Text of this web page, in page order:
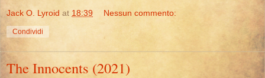
Jack O. Lyroid at 18:39 Nessun commento:
Condividi
The Innocents (2021)